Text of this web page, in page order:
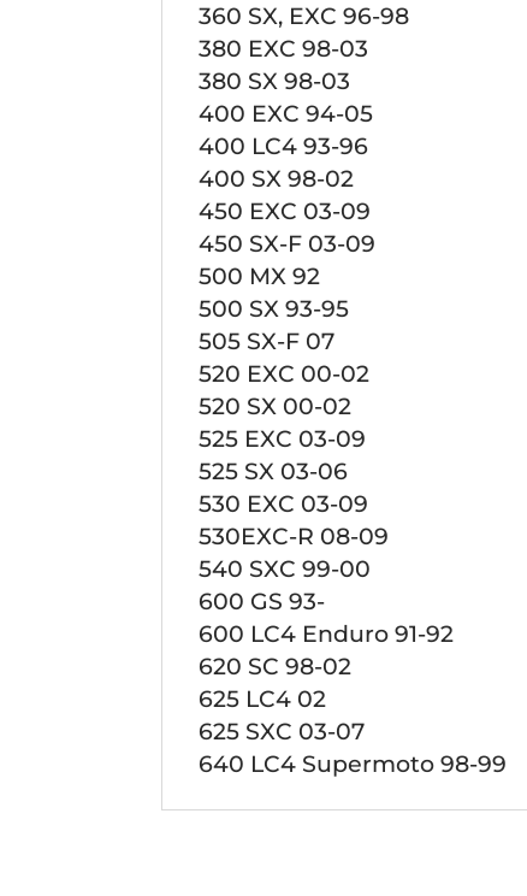
360 SX, EXC 96-98
380 EXC 98-03
380 SX 98-03
400 EXC 94-05
400 LC4 93-96
400 SX 98-02
450 EXC 03-09
450 SX-F 03-09
500 MX 92
500 SX 93-95
505 SX-F 07
520 EXC 00-02
520 SX 00-02
525 EXC 03-09
525 SX 03-06
530 EXC 03-09
530EXC-R 08-09
540 SXC 99-00
600 GS 93-
600 LC4 Enduro 91-92
620 SC 98-02
625 LC4 02
625 SXC 03-07
640 LC4 Supermoto 98-99